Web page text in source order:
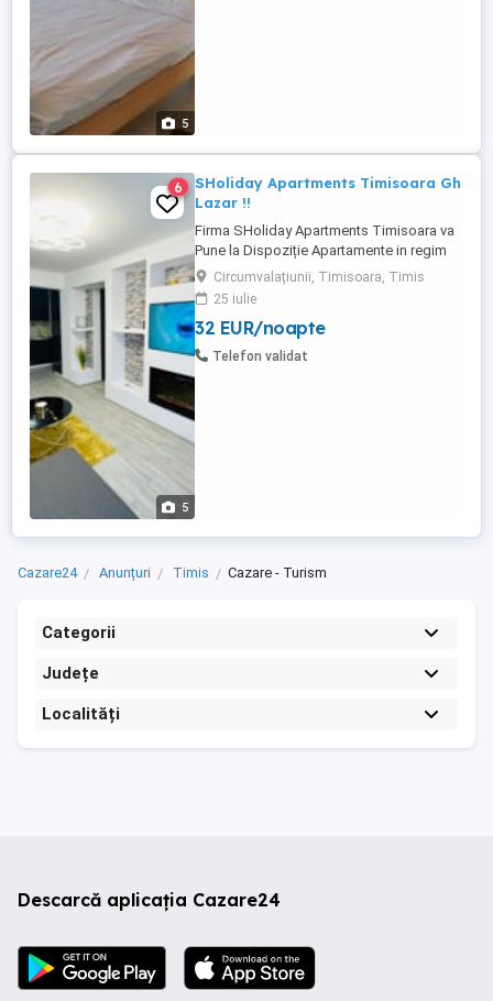
5
5
6
SHoliday Apartments Timisoara Gh
Lazar !!
Firma SHoliday Apartments Timisoara va
Pune la Dispoziție Apartamente in regim
Hotelier de la : 1 camera la 2 camere sau 3
camere toate sunt in. Locatii foarte bune
din Timisoara decomandate sau
semidecomandate cu bucatarie mare baie
cu dus sau cada balcon hol etc.. depide
Circumvalațiunii, Timisoara, Timis
25 iulie
32 EUR/noapte
Telefon validat
Cazare24 Anunțuri Timis Cazare - Turism
Categorii
Județe
Localități
Descarcă aplicația Cazare24